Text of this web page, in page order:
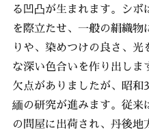
る凹凸が生まれます。シ
を際立たせ、一般の絹織
りや、染めつけの良さ、
な深い色合いを作り出しま
欠点がありましたが、昭
緬の研究が進みます。従
の問屋に出荷され、丹後